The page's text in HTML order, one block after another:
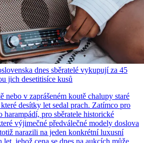
dnes sběratelé vykupují za 45
jich desetitisíce kusů
nebo v zaprášeném koutě chalupy staré
desítky let sedal prach. Zatímco pro
harampádí, pro sběratele historické
výjimečné předválečné modely doslova
narazili na jeden konkrétní luxusní
jehož cena se dnes na aukcích může